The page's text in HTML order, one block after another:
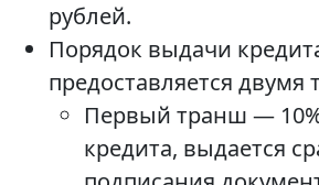
рублей.
Порядок выдачи
предоставляется
Первый транш —
кредита, выдается